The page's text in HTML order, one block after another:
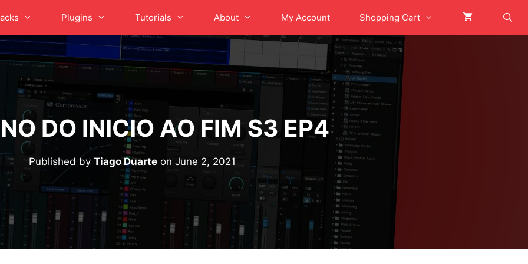
Plugins Tutorials About My Account Shopping Cart
DO INICIO AO FIM S3 EP4
Published by Tiago Duarteon June 2, 2021